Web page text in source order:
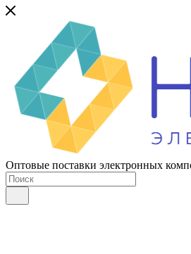
Оптовые поставки электронных